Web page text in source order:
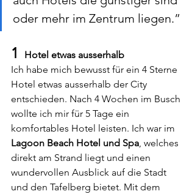
oder mehr im Zentrum liegen.”
1
Hotel etwas ausserhalb
Ich habe mich bewusst für ein 4 Sterne
Hotel etwas ausserhalb der City
entschieden. Nach 4 Wochen im Busch
wollte ich mir für 5 Tage ein
komfortables Hotel leisten. Ich war im
Lagoon Beach Hotel und Spa , welches
direkt am Strand liegt und einen
wundervollen Ausblick auf die Stadt
und den Tafelberg bietet. Mit dem